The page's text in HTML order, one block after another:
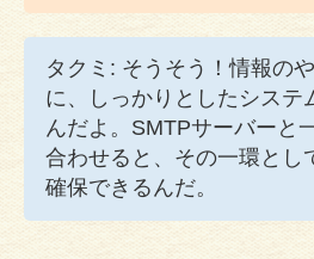
タクミ: そうそう！情報の
に、しっかりとしたシステ
んだよ。SMTPサーバーと
合わせると、その一環とし
確保できるんだ。